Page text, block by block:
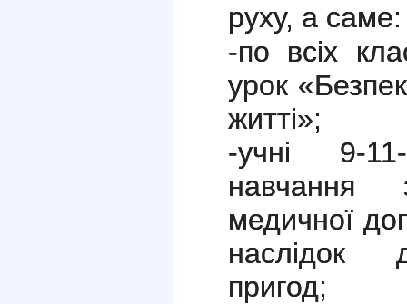
руху, а саме:
-по всіх
урок
житті»;
-учні 9-
медичної
наслідок
пригод;